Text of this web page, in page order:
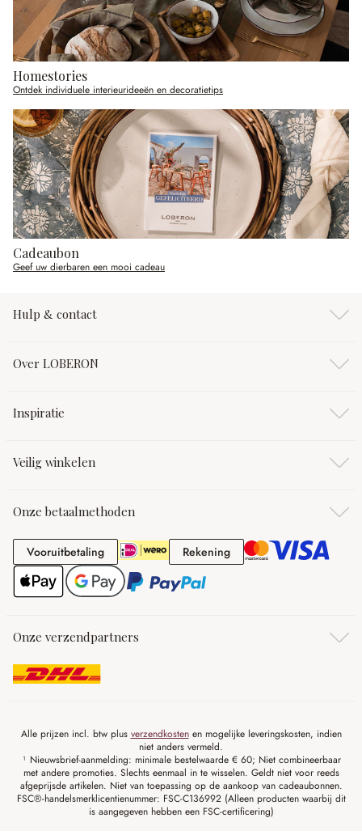
Homestories
Ontdek individuele interieurideeën en decoratietips
Cadeaubon
Geef uw dierbaren een mooi cadeau
Hulp & contact
Over LOBERON
Inspiratie
Veilig winkelen
Onze betaalmethoden
VooruitbetalingVooruitbetaling RekeningRekening
Onze verzendpartners
Alle prijzen incl. btw plus verzendkostenen mogelijke leveringskosten, indien
niet anders vermeld.
¹ Nieuwsbrief-aanmelding: minimale bestelwaarde € 60; Niet combineerbaar
met andere promoties. Slechts eenmaal in te wisselen. Geldt niet voor reeds
afgeprijsde artikelen. Niet van toepassing op de aankoop van cadeaubonnen.
FSC®-handelsmerklicentienummer: FSC-C136992 (Alleen producten waarbij dit
is aangegeven hebben een FSC-certificering)